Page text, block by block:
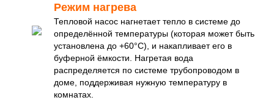
Режим нагрева
Тепловой насос нагнетает тепло в системе до
определённой температуры (которая может быть
установлена до +60°C), и накапливает его в
буферной ёмкости. Нагретая вода
распределяется по системе трубопроводом в
доме, поддерживая нужную температуру в
комнатах.